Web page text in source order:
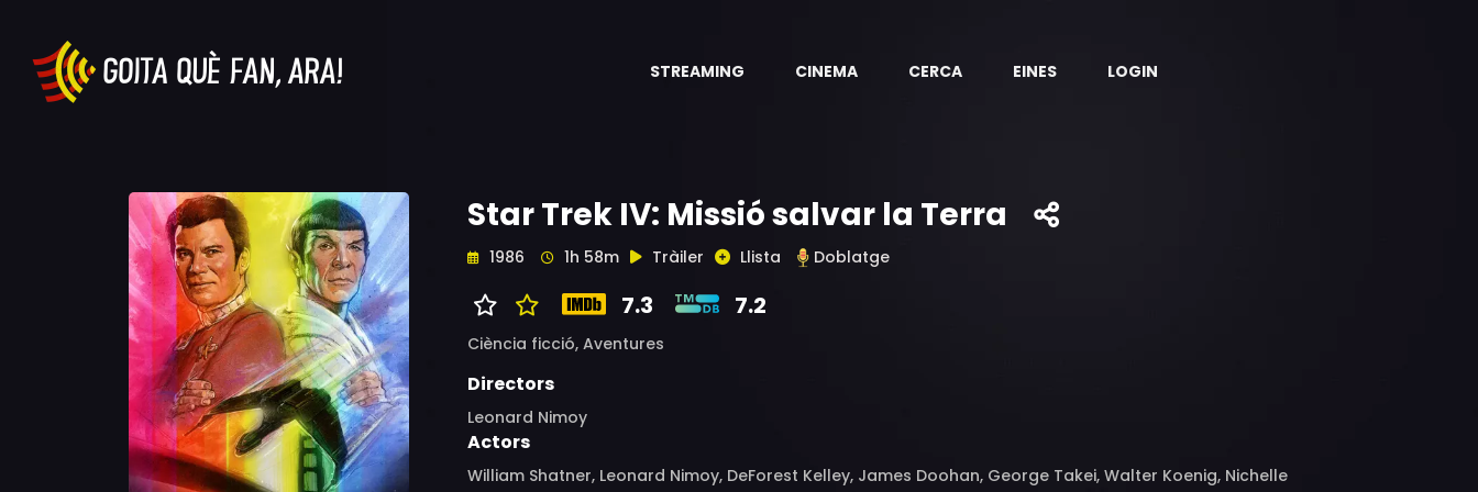
STREAMING CINEMA CERCA EINES LOGIN
Star Trek IV: Missió salvar la Terra
1986 1h 58m Tràiler Llista Doblatge
7.3 7.2
Ciència ficció, Aventures
Directors
Leonard Nimoy
Actors
William Shatner, Leonard Nimoy, DeForest Kelley, James Doohan, George Takei, Walter Koenig, Nichelle